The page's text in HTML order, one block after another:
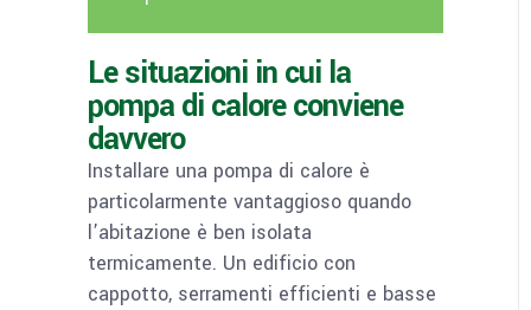
Le situazioni in cui la
pompa di calore conviene
davvero
Installare una pompa di calore è
particolarmente vantaggioso quando
l’abitazione è ben isolata
termicamente. Un edificio con
cappotto, serramenti efficienti e basse